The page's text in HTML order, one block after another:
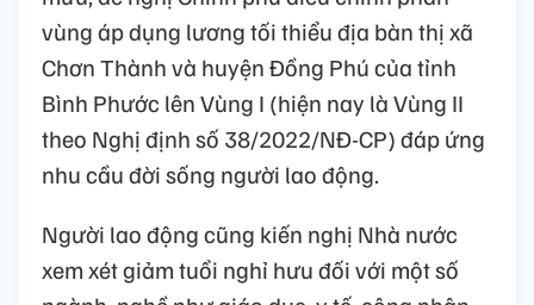
vùng áp dụng lương tối thiểu địa bàn thị xã
Chơn Thành và huyện Đồng Phú của tỉnh
Bình Phước lên Vùng I (hiện nay là Vùng II
theo Nghị định số 38/2022/NĐ-CP) đáp ứng
nhu cầu đời sống người lao động.
Người lao động cũng kiến nghị Nhà nước
xem xét giảm tuổi nghỉ hưu đối với một số